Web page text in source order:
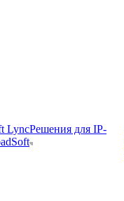
LyncРешения для IP-